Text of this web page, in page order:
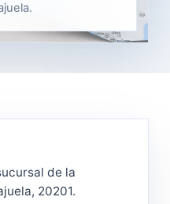
de la
20201.